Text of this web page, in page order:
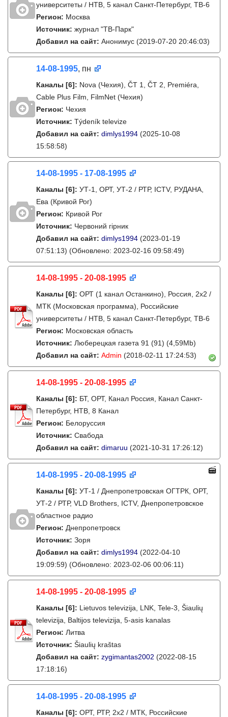
университеты / НТВ, 5 канал Санкт-Петербург, ТВ-6
Регион: Москва
Источник: журнал "ТВ-Парк"
Добавил на сайт: Анонимус (2019-07-20 20:46:03)
14-08-1995, пн
Каналы [6]: Nova (Чехия), ČT 1, ČT 2, Premiéra,
Cable Plus Film, FilmNet (Чехия)
Регион: Чехия
Источник: Týdeník televize
Добавил на сайт: dimlys1994 (2025-10-08
15:58:58)
14-08-1995 - 17-08-1995
Каналы [6]: УТ-1, ОРТ, УТ-2 / РТР, ICTV, РУДАНА,
Ева (Кривой Рог)
Регион: Кривой Рог
Источник: Червоний гірник
Добавил на сайт: dimlys1994 (2023-01-19
07:51:13) (Обновлено: 2023-02-16 09:58:49)
14-08-1995 - 20-08-1995
Каналы [6]: ОРТ (1 канал Останкино), Россия, 2x2 /
МТК (Московская программа), Российские
университеты / НТВ, 5 канал Санкт-Петербург, ТВ-6
Регион: Московская область
Источник: Люберецкая газета 91 (91) (4,59Mb)
Добавил на сайт: Admin (2018-02-11 17:24:53)
14-08-1995 - 20-08-1995
Каналы [6]: БТ, ОРТ, Канал Россия, Канал Санкт-
Петербург, НТВ, 8 Канал
Регион: Белоруссия
Источник: Свабода
Добавил на сайт: dimaruu (2021-10-31 17:26:12)
14-08-1995 - 20-08-1995
Каналы [6]: УТ-1 / Днепропетровская ОГТРК, ОРТ,
УТ-2 / РТР, VLD Brothers, ICTV, Днепропетровское
областное радио
Регион: Днепропетровск
Источник: Зоря
Добавил на сайт: dimlys1994 (2022-04-10
19:09:59) (Обновлено: 2023-02-06 00:06:11)
14-08-1995 - 20-08-1995
Каналы [6]: Lietuvos televizija, LNK, Tele-3, Šiaulių
televizija, Baltijos televizija, 5-asis kanalas
Регион: Литва
Источник: Šiaulių kraštas
Добавил на сайт: zygimantas2002 (2022-08-15
17:18:16)
14-08-1995 - 20-08-1995
Каналы [6]: ОРТ, РТР, 2х2 / МТК, Российские